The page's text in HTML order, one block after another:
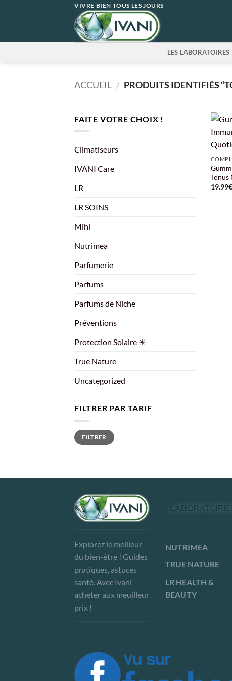
VIVRE BIEN TOUS LES JOURS
LES LABORATOIRES
ACCUEIL / PRODUITS IDENTIFIÉS
FAITE VOTRE CHOIX !
Climatiseurs
IVANI Care
LR
LR SOINS
Mihi
Nutrimea
Parfumerie
Parfums
Parfums de Niche
Préventions
Protection Solaire ☀
True Nature
Uncategorized
FILTRER PAR TARIF
Prix
min
Prix
maxFILTRER
19.99€
Explorez le meilleur
du bien-être ! Guides
pratiques, astuces
santé. Avec Ivani
acheter aux meuilleur
prix !
NUTRIMEA
TRUE NATURE
LR HEALTH &
BEAUTY